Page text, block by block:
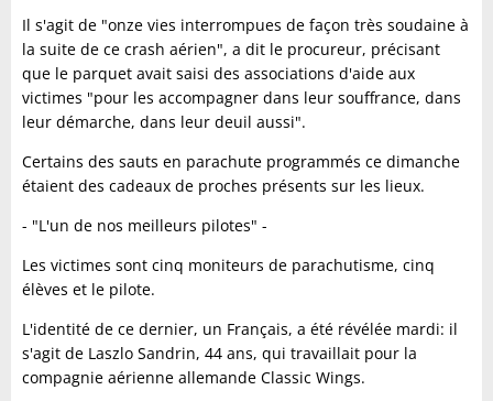
Il s'agit de "onze vies interrompues de façon très soudaine à
la suite de ce crash aérien", a dit le procureur, précisant
que le parquet avait saisi des associations d'aide aux
victimes "pour les accompagner dans leur souffrance, dans
leur démarche, dans leur deuil aussi".
Certains des sauts en parachute programmés ce dimanche
étaient des cadeaux de proches présents sur les lieux.
- "L'un de nos meilleurs pilotes" -
Les victimes sont cinq moniteurs de parachutisme, cinq
élèves et le pilote.
L'identité de ce dernier, un Français, a été révélée mardi: il
s'agit de Laszlo Sandrin, 44 ans, qui travaillait pour la
compagnie aérienne allemande Classic Wings.